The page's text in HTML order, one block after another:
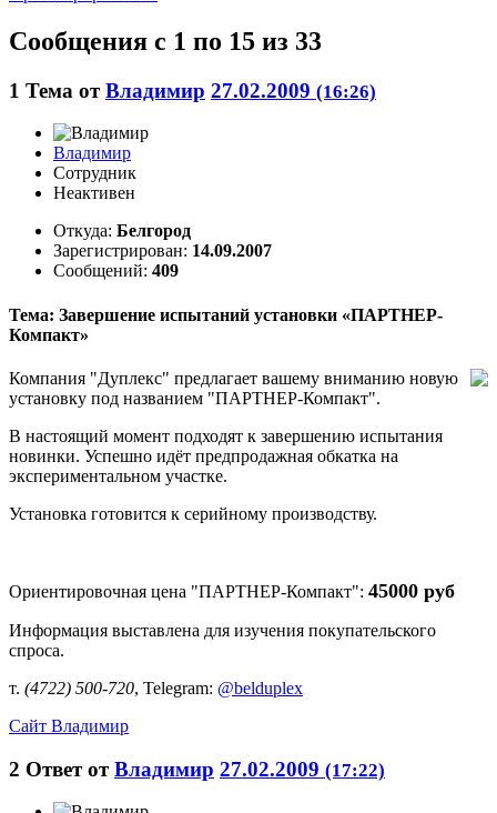
Сообщения с 1 по 15 из 33
1 Тема отВладимир 27.02.2009 (16:26)
Владимир
Сотрудник
Неактивен
Откуда: Белгород
Зарегистрирован: 14.09.2007
Сообщений: 409
Тема: Завершение испытаний установки «ПАРТНЕР-
Компакт»
Компания "Дуплекс" предлагает вашему вниманию новую
установку под названием "ПАРТНЕР-Компакт".
В настоящий момент подходят к завершению испытания
новинки. Успешно идёт предпродажная обкатка на
экспериментальном участке.
Установка готовится к серийному производству.
Ориентировочная цена "ПАРТНЕР-Компакт": 45000 руб
Информация выставлена для изучения покупательского
спроса.
т. (4722) 500-720, Telegram: @belduplex
Сайт Владимир
2 Ответ отВладимир 27.02.2009 (17:22)